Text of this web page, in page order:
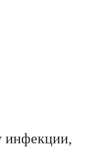
инфекции,